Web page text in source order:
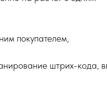
покупателем,
штрих-кода,